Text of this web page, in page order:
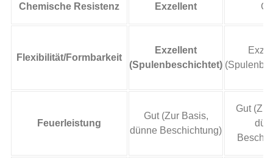
Chemische Resistenz Exzellent
Flexibilität/Formbarkeit
Exzellent
(Spulenbeschichtet)
Feuerleistung
Gut (Zur Basis,
dünne Beschichtung)
Gut